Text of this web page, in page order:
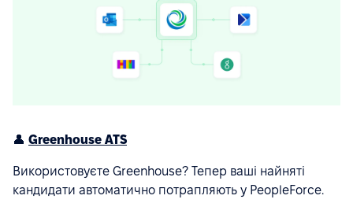
👤 Greenhouse ATS
Використовуєте Greenhouse? Тепер ваші найняті
кандидати автоматично потрапляють у PeopleForce.